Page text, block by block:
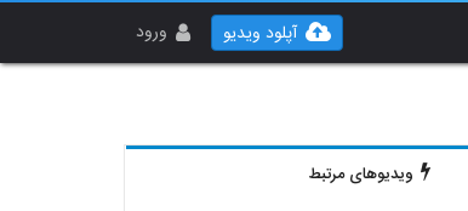
ورود آپلود ویدیو
ویدیوهای مرتبط